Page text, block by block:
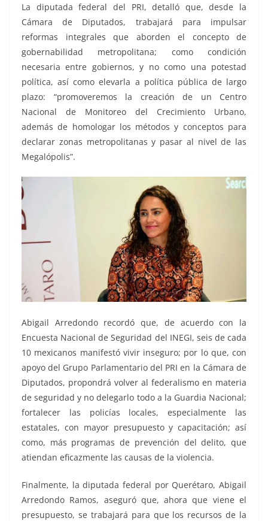
La diputada federal del PRI, detalló que, desde la
Cámara de Diputados, trabajará para impulsar
reformas integrales que aborden el concepto de
gobernabilidad metropolitana; como condición
necesaria entre gobiernos, y no como una potestad
política, así como elevarla a política pública de largo
plazo: “promoveremos la creación de un Centro
Nacional de Monitoreo del Crecimiento Urbano,
además de homologar los métodos y conceptos para
declarar zonas metropolitanas y pasar al nivel de las
Megalópolis”.
Abigail Arredondo recordó que, de acuerdo con la
Encuesta Nacional de Seguridad del INEGI, seis de cada
10 mexicanos manifestó vivir inseguro; por lo que, con
apoyo del Grupo Parlamentario del PRI en la Cámara de
Diputados, propondrá volver al federalismo en materia
de seguridad y no delegarlo todo a la Guardia Nacional;
fortalecer las policías locales, especialmente las
estatales, con mayor presupuesto y capacitación; así
como, más programas de prevención del delito, que
atiendan eficazmente las causas de la violencia.
Finalmente, la diputada federal por Querétaro, Abigail
Arredondo Ramos, aseguró que, ahora que viene el
presupuesto, se trabajará para que los recursos de la